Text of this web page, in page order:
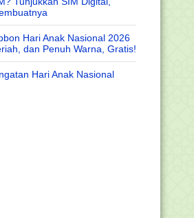
Hari Anak Nasional 2026
dan Penuh Warna, Gratis!
Hari Anak Nasional